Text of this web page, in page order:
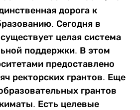
дорога к
Сегодня в
целая система
поддержки. В этом
предоставлено
ректорских грантов. Еще
грантов
Есть целевые